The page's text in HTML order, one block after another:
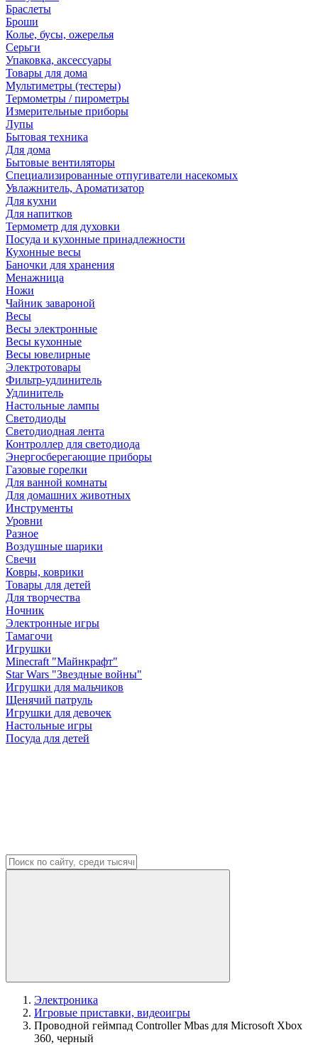
Браслеты
Броши
Колье, бусы, ожерелья
Серьги
Упаковка, аксессуары
Товары для дома
Мультиметры (тестеры)
Термометры / пирометры
Измерительные приборы
Лупы
Бытовая техника
Для дома
Бытовые вентиляторы
Специализированные отпугиватели насекомых
Увлажнитель, Ароматизатор
Для кухни
Для напитков
Термометр для духовки
Посуда и кухонные принадлежности
Кухонные весы
Баночки для хранения
Менажница
Ножи
Чайник завароной
Весы
Весы электронные
Весы кухонные
Весы ювелирные
Электротовары
Фильтр-удлинитель
Удлинитель
Настольные лампы
Светодиоды
Светодиодная лента
Контроллер для светодиода
Энергосберегающие приборы
Газовые горелки
Для ванной комнаты
Для домашних животных
Инструменты
Уровни
Разное
Воздушные шарики
Свечи
Ковры, коврики
Товары для детей
Для творчества
Ночник
Электронные игры
Тамагочи
Игрушки
Minecraft "Майнкрафт"
Star Wars "Звездные войны"
Игрушки для мальчиков
Щенячий патруль
Игрушки для девочек
Настольные игры
Посуда для детей
Электроника
Игровые приставки, видеоигры
Проводной геймпад Controller Mbas для Microsoft Xbox
360, черный